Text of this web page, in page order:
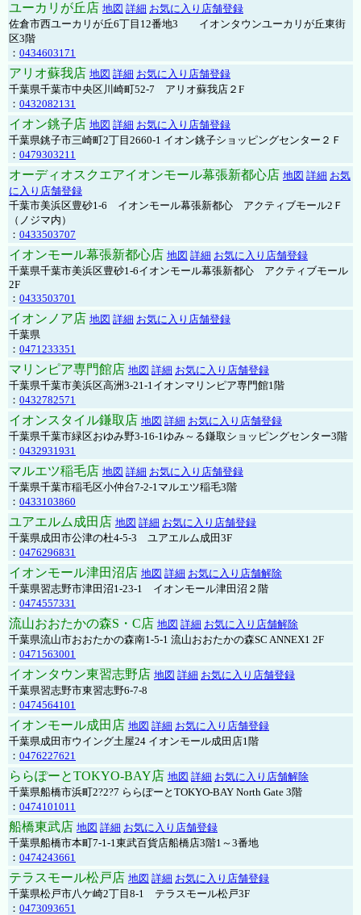
ユーカリが丘店 地図 詳細 お気に入り店舗登録
佐倉市西ユーカリが丘6丁目12番地3 イオンタウンユーカリが丘東街
区3階
： 0434603171
アリオ蘇我店 地図 詳細 お気に入り店舗登録
千葉県千葉市中央区川崎町52-7 アリオ蘇我店２F
： 0432082131
イオン銚子店 地図 詳細 お気に入り店舗登録
千葉県銚子市三崎町2丁目2660-1 イオン銚子ショッピングセンター２Ｆ
： 0479303211
オーディオスクエアイオンモール幕張新都心店 地図 詳細 お気
に入り店舗登録
千葉市美浜区豊砂1-6 イオンモール幕張新都心 アクティブモール2Ｆ
（ノジマ内）
： 0433503707
イオンモール幕張新都心店 地図 詳細 お気に入り店舗登録
千葉県千葉市美浜区豊砂1-6イオンモール幕張新都心 アクティブモール
2F
： 0433503701
イオンノア店 地図 詳細 お気に入り店舗登録
千葉県
： 0471233351
マリンピア専門館店 地図 詳細 お気に入り店舗登録
千葉県千葉市美浜区高洲3-21-1イオンマリンピア専門館1階
： 0432782571
イオンスタイル鎌取店 地図 詳細 お気に入り店舗登録
千葉県千葉市緑区おゆみ野3-16-1ゆみ～る鎌取ショッピングセンター3階
： 0432931931
マルエツ稲毛店 地図 詳細 お気に入り店舗登録
千葉県千葉市稲毛区小仲台7-2-1マルエツ稲毛3階
： 0433103860
ユアエルム成田店 地図 詳細 お気に入り店舗登録
千葉県成田市公津の杜4-5-3 ユアエルム成田3F
： 0476296831
イオンモール津田沼店 地図 詳細 お気に入り店舗解除
千葉県習志野市津田沼1-23-1 イオンモール津田沼２階
： 0474557331
流山おおたかの森S・C店 地図 詳細 お気に入り店舗解除
千葉県流山市おおたかの森南1-5-1 流山おおたかの森SC ANNEX1 2F
： 0471563001
イオンタウン東習志野店 地図 詳細 お気に入り店舗登録
千葉県習志野市東習志野6-7-8
： 0474564101
イオンモール成田店 地図 詳細 お気に入り店舗登録
千葉県成田市ウイング土屋24 イオンモール成田店1階
： 0476227621
ららぽーとTOKYO-BAY店 地図 詳細 お気に入り店舗解除
千葉県船橋市浜町2?2?7 ららぽーとTOKYO-BAY North Gate 3階
： 0474101011
船橋東武店 地図 詳細 お気に入り店舗登録
千葉県船橋市本町7-1-1東武百貨店船橋店3階1～3番地
： 0474243661
テラスモール松戸店 地図 詳細 お気に入り店舗登録
千葉県松戸市八ケ崎2丁目8-1 テラスモール松戸3F
： 0473093651